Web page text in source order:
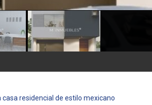
residencial de estilo mexicano